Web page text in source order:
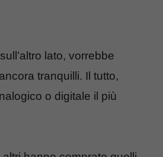
lato, vorrebbe
tranquilli. Il tutto,
o digitale il più